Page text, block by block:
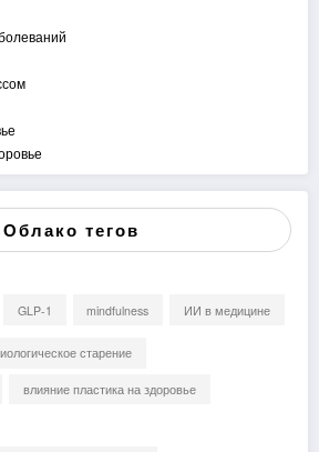
Облако тегов
GLP-1 mindfulness ИИ в медицине
старение
влияние пластика на здоровье